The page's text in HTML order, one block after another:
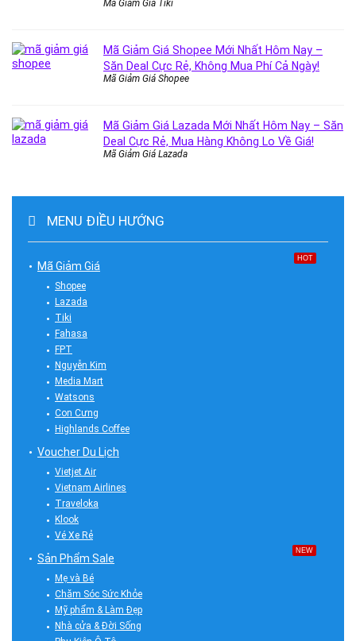
Mã Giảm Giá Tiki
Mã Giảm Giá Shopee Mới Nhất Hôm Nay –
Săn Deal Cực Rẻ, Không Mua Phí Cả Ngày!
Mã Giảm Giá Shopee
Mã Giảm Giá Lazada Mới Nhất Hôm Nay – Săn
Deal Cực Rẻ, Mua Hàng Không Lo Về Giá!
Mã Giảm Giá Lazada
MENU ĐIỀU HƯỚNG
Mã Giảm Giá
HOT
Shopee
Lazada
Tiki
Fahasa
FPT
Nguyễn Kim
Media Mart
Watsons
Con Cưng
Highlands Coffee
Voucher Du Lịch
Vietjet Air
Vietnam Airlines
Traveloka
Klook
Vé Xe Rẻ
Sản Phẩm Sale
NEW
Mẹ và Bé
Chăm Sóc Sức Khỏe
Mỹ phẩm & Làm Đẹp
Nhà cửa & Đời Sống